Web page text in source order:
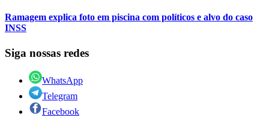
Ramagem explica foto em piscina com políticos e alvo do caso
INSS
Siga nossas redes
WhatsApp
Telegram
Facebook